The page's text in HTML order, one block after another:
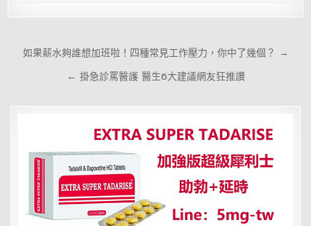
文
覽
如果薪水夠誰想加班啦！四種常見工作壓力，你中了幾個？ →
← 掛急診罵醫護 醫生6大建議網友狂推讚